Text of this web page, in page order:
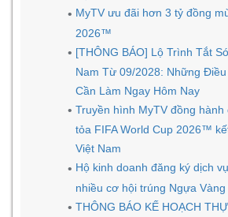
MyTV ưu đãi hơn 3 tỷ đồng
2026™
[THÔNG BÁO] Lộ Trình Tắt
Nam Từ 09/2028: Những
Cần Làm Ngay Hôm Nay
Truyền hình MyTV đồng hành
tỏa FIFA World Cup 2026™
Việt Nam
Hộ kinh doanh đăng ký dịch
nhiều cơ hội trúng Ngựa Vàng
THÔNG BÁO KẾ HOẠCH